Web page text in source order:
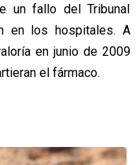
un fallo del Tribunal
en los hospitales. A
en junio de 2009
el fármaco.